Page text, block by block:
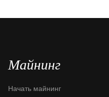
Майнинг
Начать майнинг